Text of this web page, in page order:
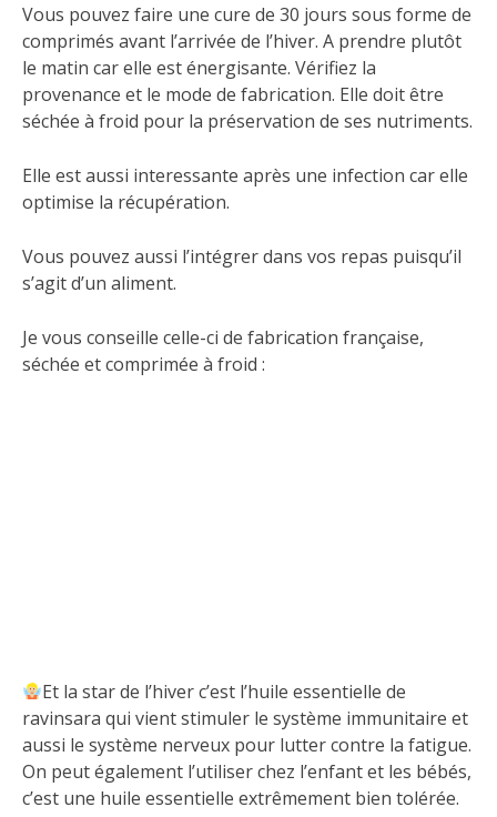
Vous pouvez faire une cure de 30 jours sous forme de
comprimés avant l’arrivée de l’hiver. A prendre plutôt
le matin car elle est énergisante. Vérifiez la
provenance et le mode de fabrication. Elle doit être
séchée à froid pour la préservation de ses nutriments.
Elle est aussi interessante après une infection car elle
optimise la récupération.
Vous pouvez aussi l’intégrer dans vos repas puisqu’il
s’agit d’un aliment.
Je vous conseille celle-ci de fabrication française,
séchée et comprimée à froid :
Et la star de l’hiver c’est l’huile essentielle de
ravinsara qui vient stimuler le système immunitaire et
aussi le système nerveux pour lutter contre la fatigue.
On peut également l’utiliser chez l’enfant et les bébés,
c’est une huile essentielle extrêmement bien tolérée.